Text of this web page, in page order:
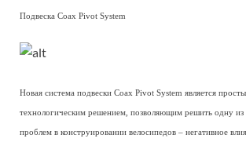
Подвеска Coax Pivot System
Новая система подвески Coax Pivot System является
технологическим решением, позволяющим решить одну из
проблем в конструировании велосипедов – негативное